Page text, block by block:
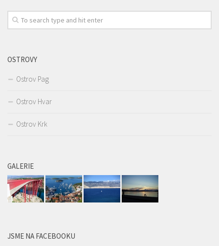
OSTROVY
Ostrov Pag
Ostrov Hvar
Ostrov Krk
GALERIE
JSME NA FACEBOOKU